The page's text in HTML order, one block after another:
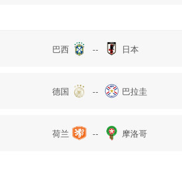
巴西 -- 日本
德国 -- 巴拉圭
荷兰 -- 摩洛哥